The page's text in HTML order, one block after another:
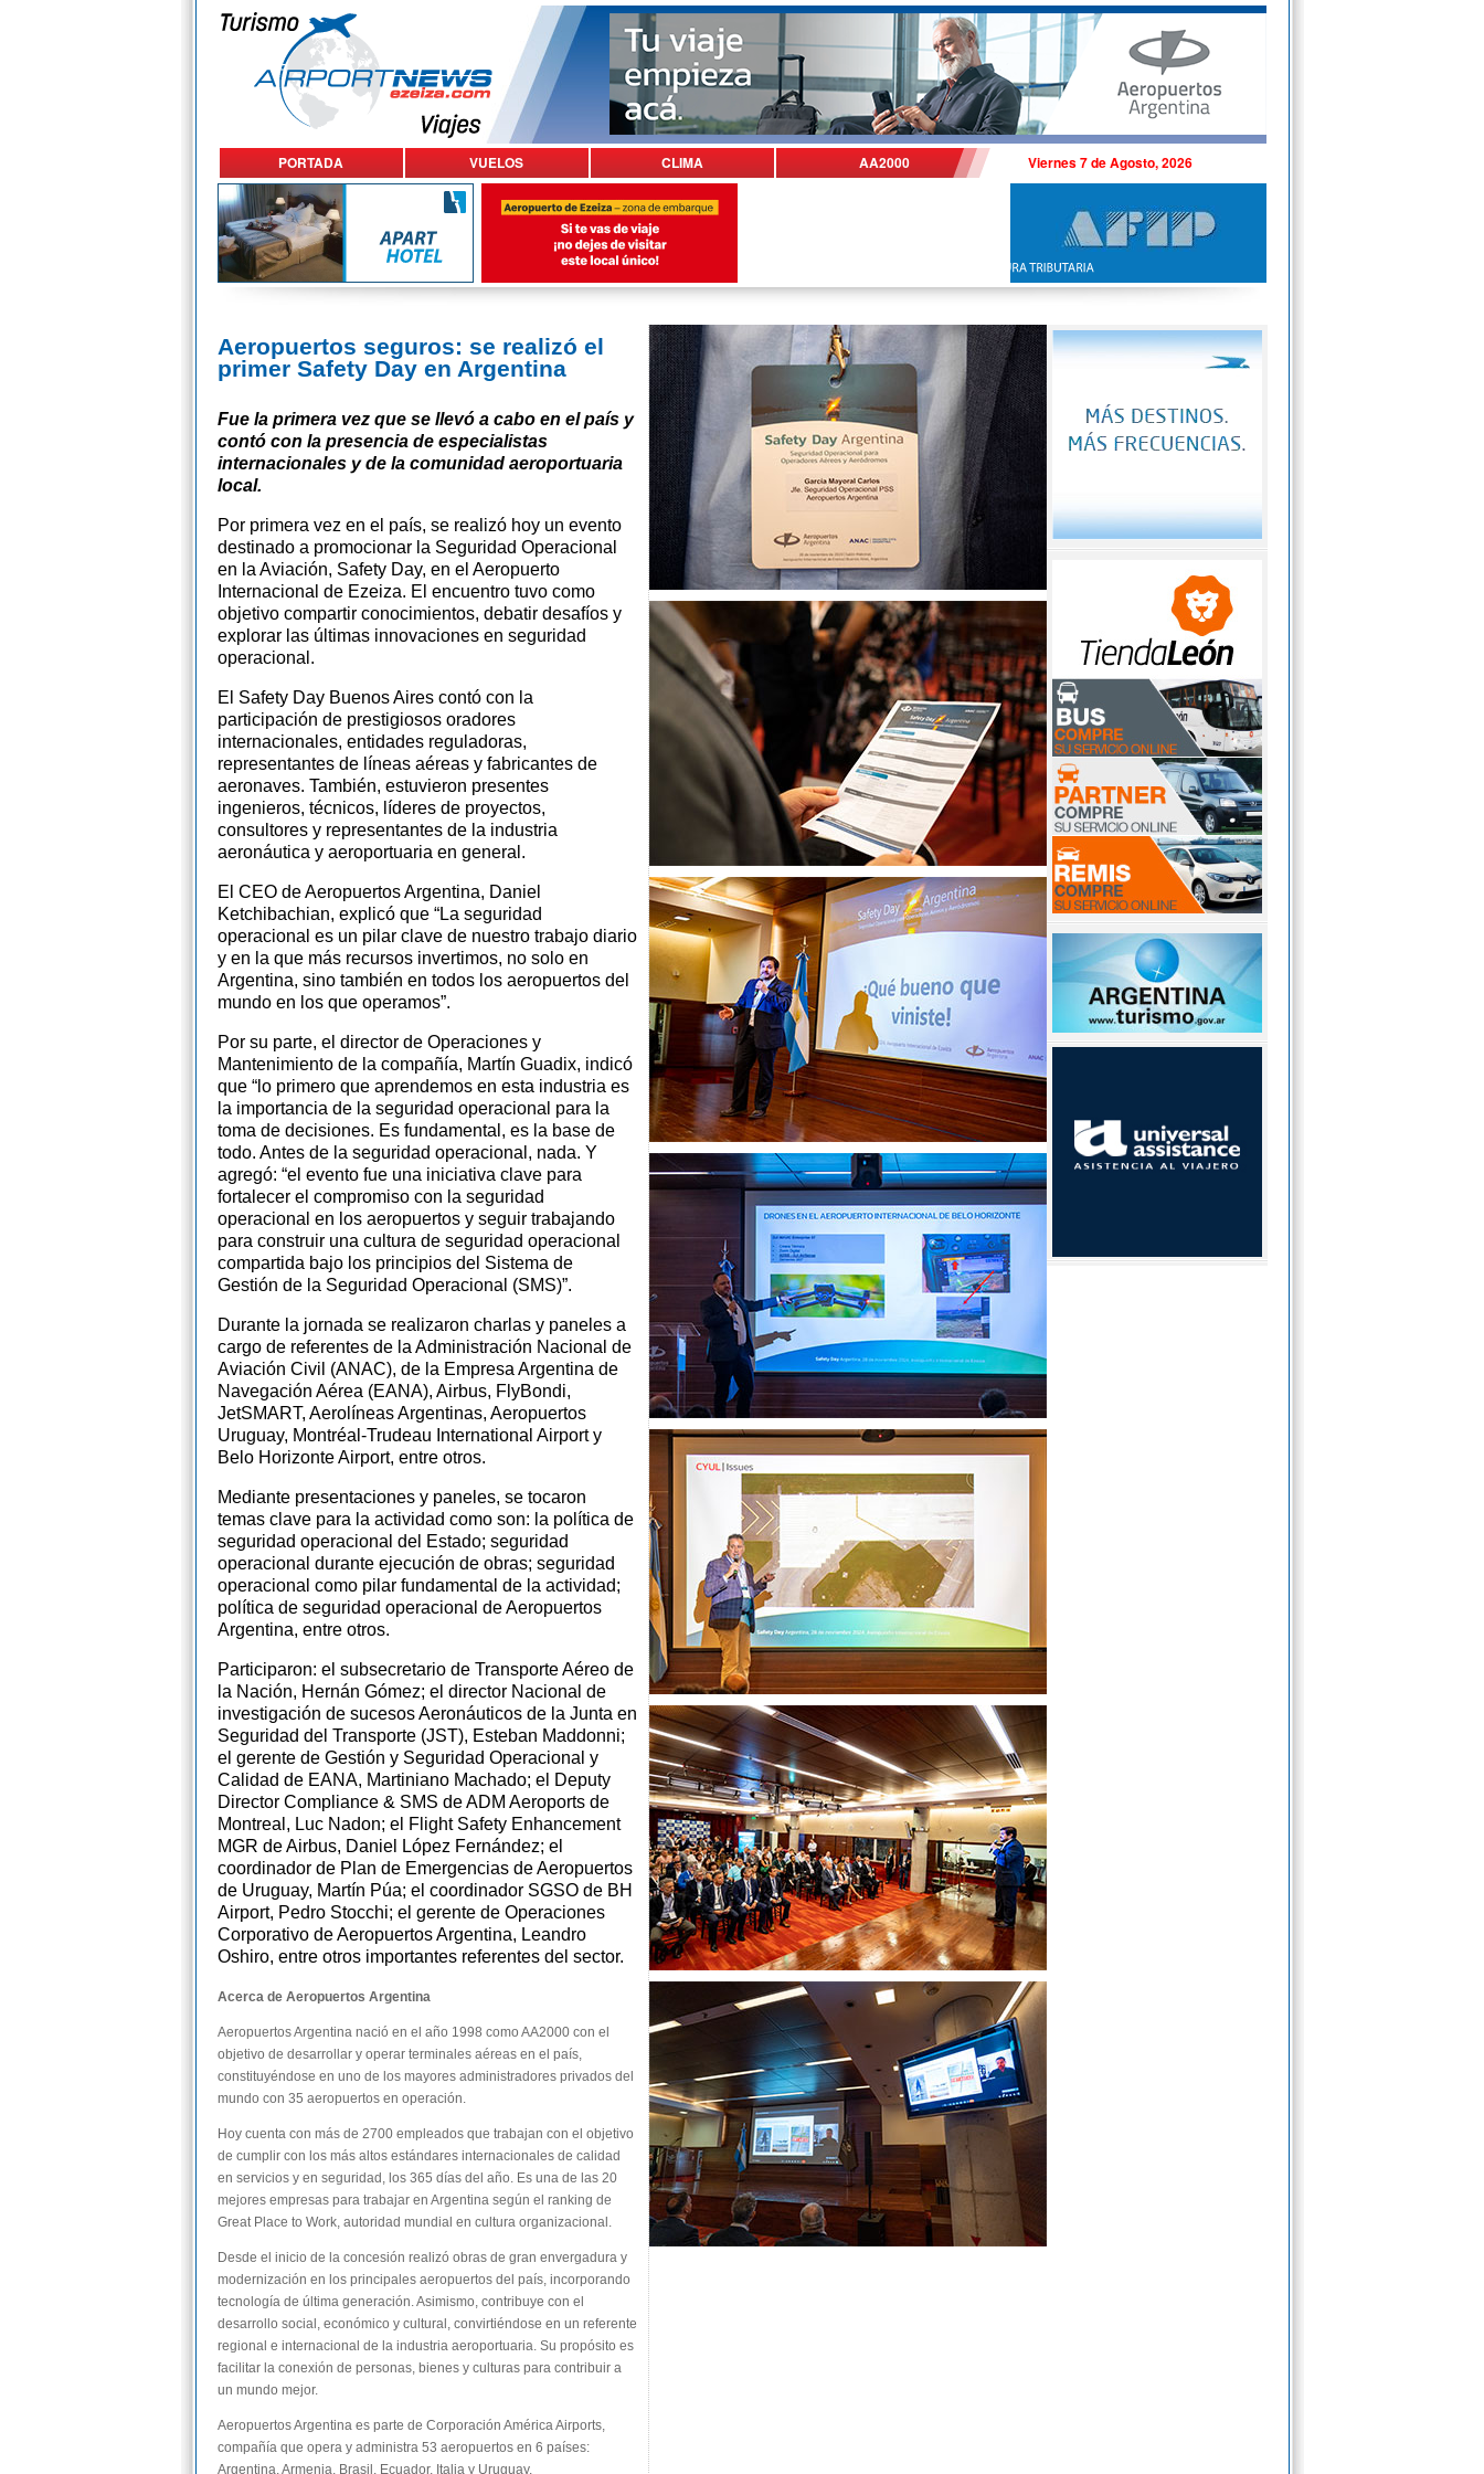
PORTADA VUELOS CLIMA AA2000 Viernes 7 de Agosto, 2026
Aeropuertos seguros: se realizó el
primer Safety Day en Argentina
Fue la primera vez que se llevó a cabo en el país y
contó con la presencia de especialistas
internacionales y de la comunidad aeroportuaria
local.
Por primera vez en el país, se realizó hoy un evento
destinado a promocionar la Seguridad Operacional
en la Aviación, Safety Day, en el Aeropuerto
Internacional de Ezeiza. El encuentro tuvo como
objetivo compartir conocimientos, debatir desafíos y
explorar las últimas innovaciones en seguridad
operacional.
El Safety Day Buenos Aires contó con la
participación de prestigiosos oradores
internacionales, entidades reguladoras,
representantes de líneas aéreas y fabricantes de
aeronaves. También, estuvieron presentes
ingenieros, técnicos, líderes de proyectos,
consultores y representantes de la industria
aeronáutica y aeroportuaria en general.
El CEO de Aeropuertos Argentina, Daniel
Ketchibachian, explicó que “La seguridad
operacional es un pilar clave de nuestro trabajo diario
y en la que más recursos invertimos, no solo en
Argentina, sino también en todos los aeropuertos del
mundo en los que operamos”.
Por su parte, el director de Operaciones y
Mantenimiento de la compañía, Martín Guadix, indicó
que “lo primero que aprendemos en esta industria es
la importancia de la seguridad operacional para la
toma de decisiones. Es fundamental, es la base de
todo. Antes de la seguridad operacional, nada. Y
agregó: “el evento fue una iniciativa clave para
fortalecer el compromiso con la seguridad
operacional en los aeropuertos y seguir trabajando
para construir una cultura de seguridad operacional
compartida bajo los principios del Sistema de
Gestión de la Seguridad Operacional (SMS)”.
Durante la jornada se realizaron charlas y paneles a
cargo de referentes de la Administración Nacional de
Aviación Civil (ANAC), de la Empresa Argentina de
Navegación Aérea (EANA), Airbus, FlyBondi,
JetSMART, Aerolíneas Argentinas, Aeropuertos
Uruguay, Montréal-Trudeau International Airport y
Belo Horizonte Airport, entre otros.
Mediante presentaciones y paneles, se tocaron
temas clave para la actividad como son: la política de
seguridad operacional del Estado; seguridad
operacional durante ejecución de obras; seguridad
operacional como pilar fundamental de la actividad;
política de seguridad operacional de Aeropuertos
Argentina, entre otros.
Participaron: el subsecretario de Transporte Aéreo de
la Nación, Hernán Gómez; el director Nacional de
investigación de sucesos Aeronáuticos de la Junta en
Seguridad del Transporte (JST), Esteban Maddonni;
el gerente de Gestión y Seguridad Operacional y
Calidad de EANA, Martiniano Machado; el Deputy
Director Compliance & SMS de ADM Aeroports de
Montreal, Luc Nadon; el Flight Safety Enhancement
MGR de Airbus, Daniel López Fernández; el
coordinador de Plan de Emergencias de Aeropuertos
de Uruguay, Martín Púa; el coordinador SGSO de BH
Airport, Pedro Stocchi; el gerente de Operaciones
Corporativo de Aeropuertos Argentina, Leandro
Oshiro, entre otros importantes referentes del sector.
Acerca de Aeropuertos Argentina
Aeropuertos Argentina nació en el año 1998 como AA2000 con el
objetivo de desarrollar y operar terminales aéreas en el país,
constituyéndose en uno de los mayores administradores privados del
mundo con 35 aeropuertos en operación.
Hoy cuenta con más de 2700 empleados que trabajan con el objetivo
de cumplir con los más altos estándares internacionales de calidad
en servicios y en seguridad, los 365 días del año. Es una de las 20
mejores empresas para trabajar en Argentina según el ranking de
Great Place to Work, autoridad mundial en cultura organizacional.
Desde el inicio de la concesión realizó obras de gran envergadura y
modernización en los principales aeropuertos del país, incorporando
tecnología de última generación. Asimismo, contribuye con el
desarrollo social, económico y cultural, convirtiéndose en un referente
regional e internacional de la industria aeroportuaria. Su propósito es
facilitar la conexión de personas, bienes y culturas para contribuir a
un mundo mejor.
Aeropuertos Argentina es parte de Corporación América Airports,
compañía que opera y administra 53 aeropuertos en 6 países:
Argentina, Armenia, Brasil, Ecuador, Italia y Uruguay.